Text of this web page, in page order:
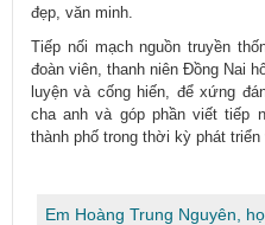
đẹp, văn minh.
Tiếp nối mạch nguồn truyền
đoàn viên, thanh niên Đồng Nai
luyện và cống hiến, để xứng
cha anh và góp phần viết tiếp
thành phố trong thời kỳ phát triển
Em Hoàng Trung Nguyên,